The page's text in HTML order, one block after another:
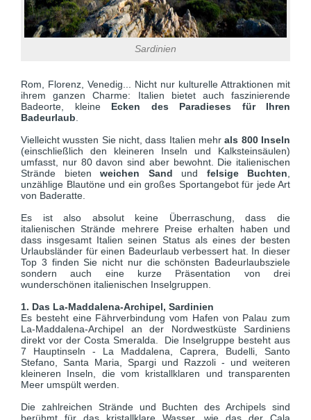
Sardinien
Rom, Florenz, Venedig... Nicht nur kulturelle Attraktionen mit
ihrem ganzen Charme: Italien bietet auch faszinierende
Badeorte, kleine Ecken des Paradieses für Ihren
Badeurlaub
Vielleicht wussten Sie nicht, dass Italien mehrals 800 Inseln
(einschließlich den kleineren Inseln und Kalksteinsäulen)
umfasst, nur 80 davon sind aber bewohnt. Die italienischen
Strände bieten weichen Sand und felsige Buchten
unzählige Blautöne und ein großes Sportangebot für jede Art
von Baderatte.
Es ist also absolut keine Überraschung, dass die
italienischen Strände mehrere Preise erhalten haben und
dass insgesamt Italien seinen Status als eines der besten
Urlaubsländer für einen Badeurlaub verbessert hat. In dieser
Top 3 finden Sie nicht nur die schönsten Badeurlaubsziele
sondern auch eine kurze Präsentation von drei
wunderschönen italienischen Inselgruppen.
1. Das La-Maddalena-Archipel, Sardinien
Es besteht eine Fährverbindung vom Hafen von Palau zum
La-Maddalena-Archipel an der Nordwestküste Sardiniens
direkt vor der Costa Smeralda. Die Inselgruppe besteht aus
7 Hauptinseln - La Maddalena, Caprera, Budelli, Santo
Stefano, Santa Maria, Spargi und Razzoli - und weiteren
kleineren Inseln, die vom kristallklaren und transparenten
Meer umspült werden.
Die zahlreichen Strände und Buchten des Archipels sind